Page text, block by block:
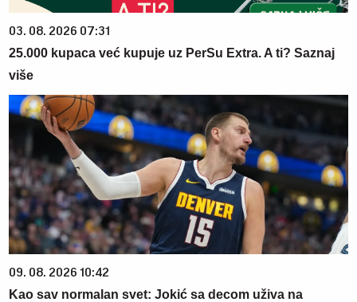
03. 08. 2026 07:31
25.000 kupaca već kupuje uz PerSu Extra. A ti? Saznaj
više
09. 08. 2026 10:42
Kao sav normalan svet: Jokić sa decom uživa na